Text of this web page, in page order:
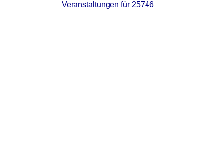
Veranstaltungen für 25746